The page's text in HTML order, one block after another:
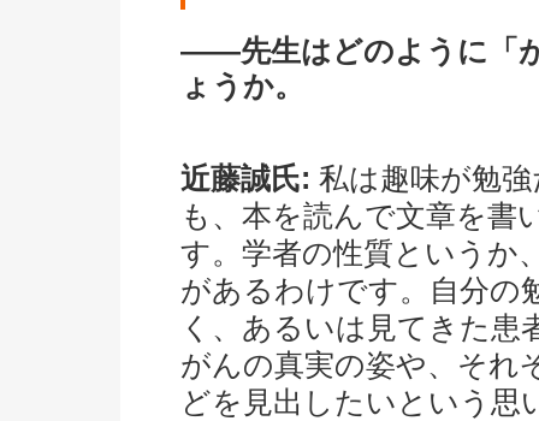
――先生はどのように「
ょうか。
近藤誠氏: 私は趣味が勉
も、本を読んで文章を書
す。学者の性質というか
があるわけです。自分の
く、あるいは見てきた患
がんの真実の姿や、それ
どを見出したいという思